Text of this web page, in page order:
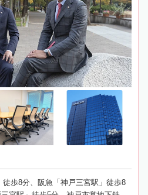
徒歩8分、阪急「神戸三宮駅」徒歩8